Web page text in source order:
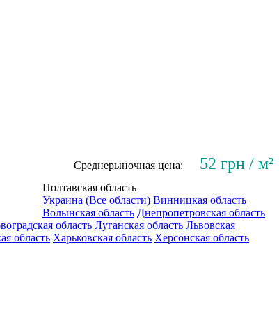
Среднерыночная цена: 52 грн / м²
Полтавская область
Украина (Все области) Винницкая область
Волынская область Днепропетровская область
область Луганская область Львовская
область Харьковская область Херсонская область